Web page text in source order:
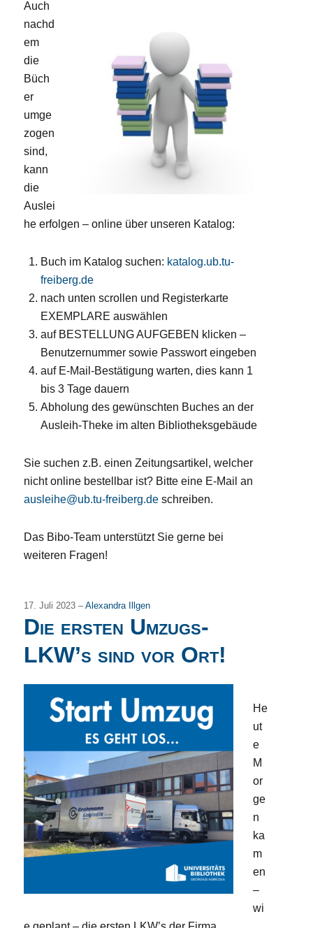
Auch
nachd
em
die
Büch
er
umge
zogen
sind,
kann
die
Auslei
he erfolgen – online über unseren Katalog:
Buch im Katalog suchen: katalog.ub.tu-
freiberg.de
nach unten scrollen und Registerkarte
EXEMPLARE auswählen
auf BESTELLUNG AUFGEBEN klicken –
Benutzernummer sowie Passwort eingeben
auf E-Mail-Bestätigung warten, dies kann 1
bis 3 Tage dauern
Abholung des gewünschten Buches an der
Ausleih-Theke im alten Bibliotheksgebäude
Sie suchen z.B. einen Zeitungsartikel, welcher
nicht online bestellbar ist? Bitte eine E-Mail an
ausleihe@ub.tu-freiberg.de schreiben.
Das Bibo-Team unterstützt Sie gerne bei
weiteren Fragen!
17. Juli 2023 –Alexandra Illgen
Die ersten Umzugs-
LKW’s sind vor Ort!
He
ut
e
M
or
ge
n
ka
m
en
–
wi